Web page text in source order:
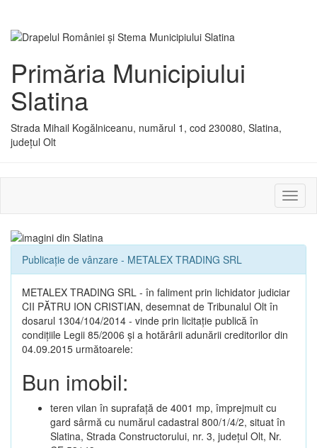
Primăria Municipiului
Slatina
Strada Mihail Kogălniceanu, numărul 1, cod 230080, Slatina,
județul Olt
sau
Publicație de vânzare - METALEX TRADING SRL
METALEX TRADING SRL - în faliment prin lichidator judiciar
CII PĂTRU ION CRISTIAN, desemnat de Tribunalul Olt în
dosarul 1304/104/2014 - vinde prin licitație publică în
condițiile Legii 85/2006 și a hotărârii adunării creditorilor din
04.09.2015 următoarele:
Bun imobil:
teren vilan în suprafață de 4001 mp, împrejmuit cu
gard sârmă cu numărul cadastral 800/1/4/2, situat în
Slatina, Strada Constructorului, nr. 3, județul Olt, Nr.